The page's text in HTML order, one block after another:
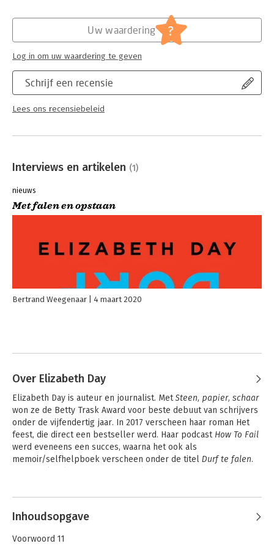
Hoofdrubriek: Persoonlijke effectiviteit
Schrijf een recensie
Lees ons recensiebeleid
Uw waardering ?
Log in om uw waardering te geven
Interviews en artikelen (1)
nieuws
Met falen en opstaan
Bertrand Weegenaar 4 maart 2020
Over Elizabeth Day
Elizabeth Day is auteur en journalist. Met Steen, papier, schaar
won ze de Betty Trask Award voor beste debuut van schrijvers
onder de vijfendertig jaar. In 2017 verscheen haar roman Het
feest, die direct een bestseller werd. Haar podcast How To Fail
werd eveneens een succes, waarna het ook als
memoir/selfhelpboek verscheen onder de titel Durf te falen.
Harper’s Bazaar.
Andere boeken door Elizabeth Day
Inhoudsopgave
Voorwoord 11